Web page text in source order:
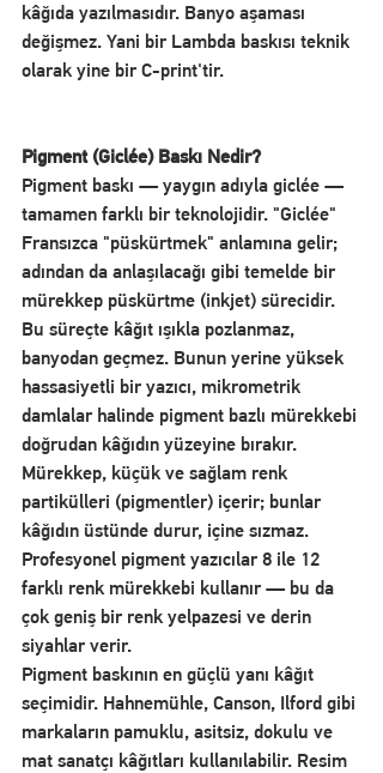
kâğıda yazılmasıdır. Banyo aşaması
değişmez. Yani bir Lambda baskısı teknik
olarak yine bir C-print'tir.
Pigment (Giclée) Baskı Nedir?
Pigment baskı — yaygın adıyla giclée —
tamamen farklı bir teknolojidir. "Giclée"
Fransızca "püskürtmek" anlamına gelir;
adından da anlaşılacağı gibi temelde bir
mürekkep püskürtme (inkjet) sürecidir.
Bu süreçte kâğıt ışıkla pozlanmaz,
banyodan geçmez. Bunun yerine yüksek
hassasiyetli bir yazıcı, mikrometrik
damlalar halinde pigment bazlı mürekkebi
doğrudan kâğıdın yüzeyine bırakır.
Mürekkep, küçük ve sağlam renk
partikülleri (pigmentler) içerir; bunlar
kâğıdın üstünde durur, içine sızmaz.
Profesyonel pigment yazıcılar 8 ile 12
farklı renk mürekkebi kullanır — bu da
çok geniş bir renk yelpazesi ve derin
siyahlar verir.
Pigment baskının en güçlü yanı kâğıt
seçimidir. Hahnemühle, Canson, Ilford gibi
markaların pamuklu, asitsiz, dokulu ve
mat sanatçı kâğıtları kullanılabilir. Resim